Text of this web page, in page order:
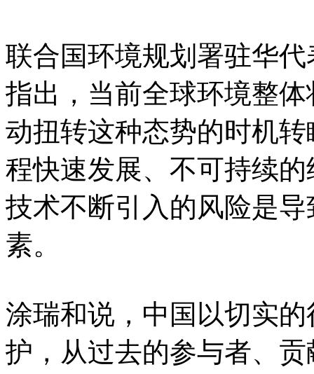
联合国环境规划署驻华
指出，当前全球环境整
动扭转这种态势的时机
程快速发展、不可持续
技术不断引入的风险是
素。
涂瑞和说，中国以切实
护，从过去的参与者、